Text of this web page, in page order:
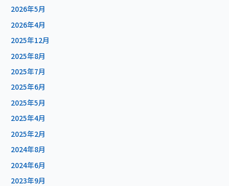
2026年5月
2026年4月
2025年12月
2025年8月
2025年7月
2025年6月
2025年5月
2025年4月
2025年2月
2024年8月
2024年6月
2023年9月